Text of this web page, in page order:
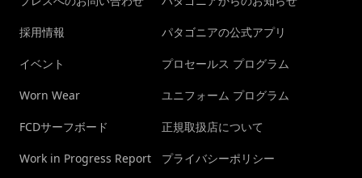
採用情報
イベント
Worn Wear
FCDサーフボード
Work in Progress Report
パタゴニアの公式アプリ
プロセールス プログラム
ユニフォーム プログラム
正規取扱店について
プライバシーポリシー